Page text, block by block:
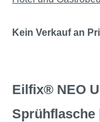
Kein Verkauf an
Eilfix® NEO
Sprühflasche